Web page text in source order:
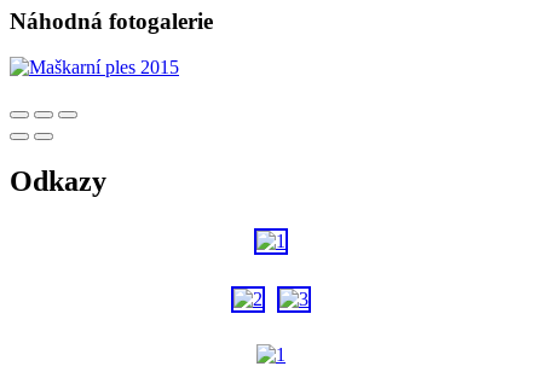
Náhodná fotogalerie
Odkazy